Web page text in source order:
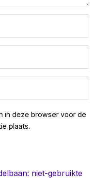
in deze browser voor de
plaats.